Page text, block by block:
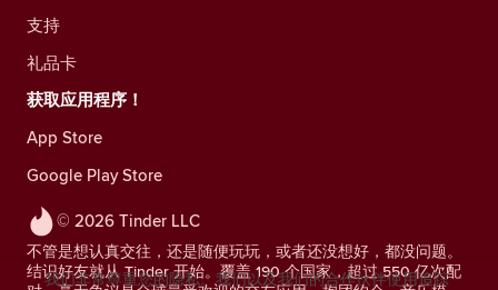
© 2026 Tinder LLC
不管是想认真交往，还是随便玩玩，或者还没想好，都没问题。
结识好友就从 Tinder 开始。覆盖 190 个国家，超过 550 亿次配
支持
礼品卡
获取应用程序！
App Store
Google Play Store
我们非常尊重您的隐私。我们以及我们的合作伙伴使用追踪